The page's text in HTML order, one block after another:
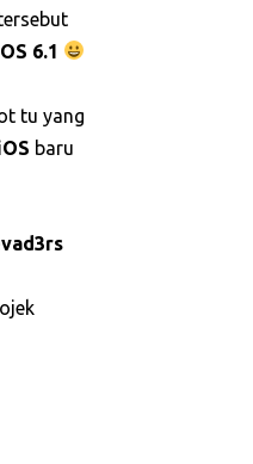
6.1
tu yang
baru